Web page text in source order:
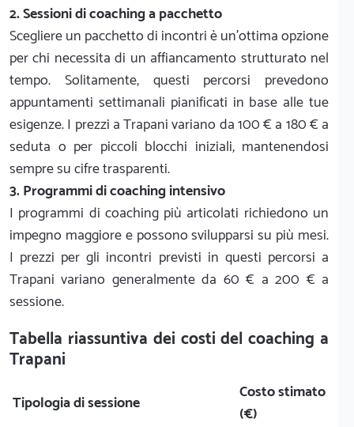
2. Sessioni di coaching a pacchetto
Scegliere un pacchetto di incontri è un'ottima opzione
per chi necessita di un affiancamento strutturato nel
tempo. Solitamente, questi percorsi prevedono
appuntamenti settimanali pianificati in base alle tue
esigenze. I prezzi a Trapani variano da 100 € a 180 € a
seduta o per piccoli blocchi iniziali, mantenendosi
sempre su cifre trasparenti.
3. Programmi di coaching intensivo
I programmi di coaching più articolati richiedono un
impegno maggiore e possono svilupparsi su più mesi.
I prezzi per gli incontri previsti in questi percorsi a
Trapani variano generalmente da 60 € a 200 € a
sessione.
Tabella riassuntiva dei costi del coaching a
Trapani
Tipologia di sessione
Costo stimato
(€)